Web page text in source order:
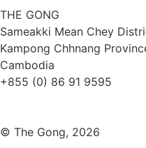
THE GONG
Sameakki Mean Chey
Kampong Chhnang
Cambodia
+855 (0) 86 91 9595
© The Gong, 2026